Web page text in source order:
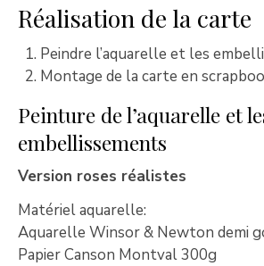
Réalisation de la carte
Peindre l’aquarelle et les
Montage de la carte en
Peinture de l’aquarelle et
embellissements
Version roses réalistes
Matériel aquarelle:
Aquarelle Winsor & Newton demi
Papier Canson Montval 300g